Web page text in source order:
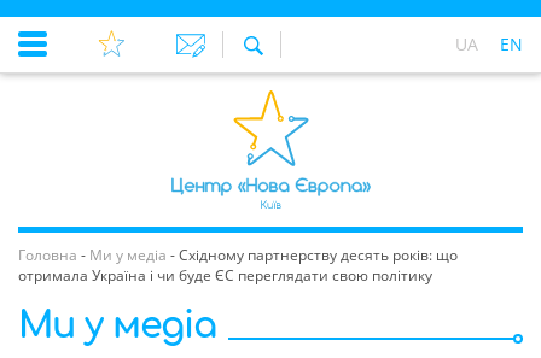
UA EN
Головна - Ми у медіа -Східному партнерству десять років: що
отримала Україна і чи буде ЄС переглядати свою політику
Ми у медіа